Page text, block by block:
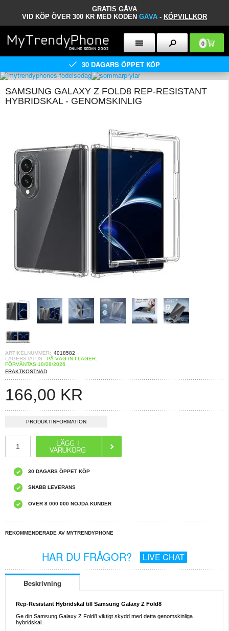
GRATIS GÅVA
VID KÖP ÖVER 300 KR MED KODEN GÅVA - KÖPVILLKOR
0
30 DAGARS ÖPPET KÖP
SAMSUNG GALAXY Z FOLD8 REP-RESISTANT
HYBRIDSKAL - GENOMSKINLIG
ARTIKELNUMMER: 4018582
LAGERSTATUS: PÅ VÄG IN I LAGER.
FÖRVÄNTAS 18/08/2026
FRAKTKOSTNAD
166,00 KR
PRODUKTINFORMATION
30 DAGARS ÖPPET KÖP
SNABB LEVERANS
ÖVER 8 000 000 NÖJDA KUNDER
REKOMMENDERADE AV MYTRENDYPHONE
HAR DU FRÅGOR? LIVE CHAT
Beskrivning
Rep-Resistant Hybridskal till Samsung Galaxy Z Fold8
Ge din Samsung Galaxy Z Fold8 viktigt skydd med detta genomskinliga
hybridskal.